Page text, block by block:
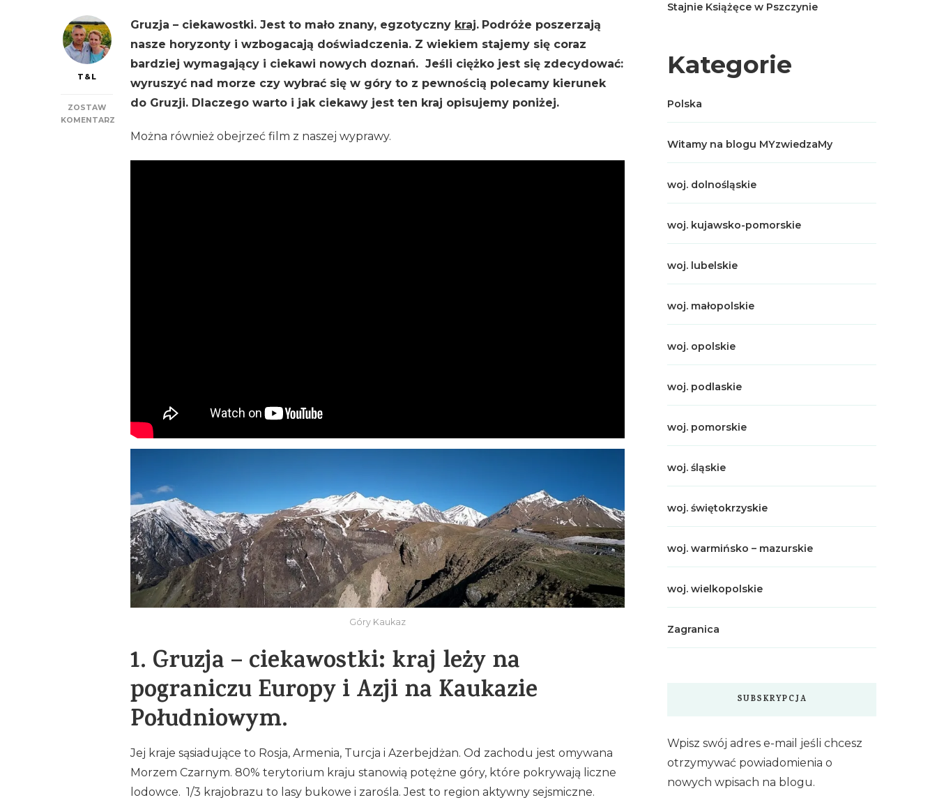
T&L
ZOSTAW
KOMENTARZ
Gruzja – ciekawostki. Jest to mało znany, egzotyczny kraj. Podróże poszerzają
nasze horyzonty i wzbogacają doświadczenia. Z wiekiem stajemy się coraz
bardziej wymagający i ciekawi nowych doznań. Jeśli ciężko jest się zdecydować:
wyruszyć nad morze czy wybrać się w góry to z pewnością polecamy kierunek
do Gruzji. Dlaczego warto i jak ciekawy jest ten kraj opisujemy poniżej.
Można również obejrzeć film z naszej wyprawy.
Góry Kaukaz
1. Gruzja – ciekawostki: kraj leży na
pograniczu Europy i Azji na Kaukazie
Południowym.
Jej kraje sąsiadujące to Rosja, Armenia, Turcja i Azerbejdżan. Od zachodu jest omywana
Morzem Czarnym. 80% terytorium kraju stanowią potężne góry, które pokrywają liczne
lodowce. 1/3 krajobrazu to lasy bukowe i zarośla. Jest to region aktywny sejsmiczne.
Stajnie Książęce w Pszczynie
Kategorie
Polska
Witamy na blogu MYzwiedzaMy
woj. dolnośląskie
woj. kujawsko-pomorskie
woj. lubelskie
woj. małopolskie
woj. opolskie
woj. podlaskie
woj. pomorskie
woj. śląskie
woj. świętokrzyskie
woj. warmińsko – mazurskie
woj. wielkopolskie
Zagranica
SUBSKRYPCJA
Wpisz swój adres e-mail jeśli chcesz
otrzymywać powiadomienia o
nowych wpisach na blogu.